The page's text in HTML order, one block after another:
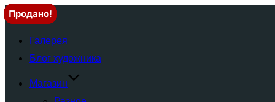
Переключатель
навигации
Галерея
Блог художника
Магазин
Продано!
Продано!
Продано!